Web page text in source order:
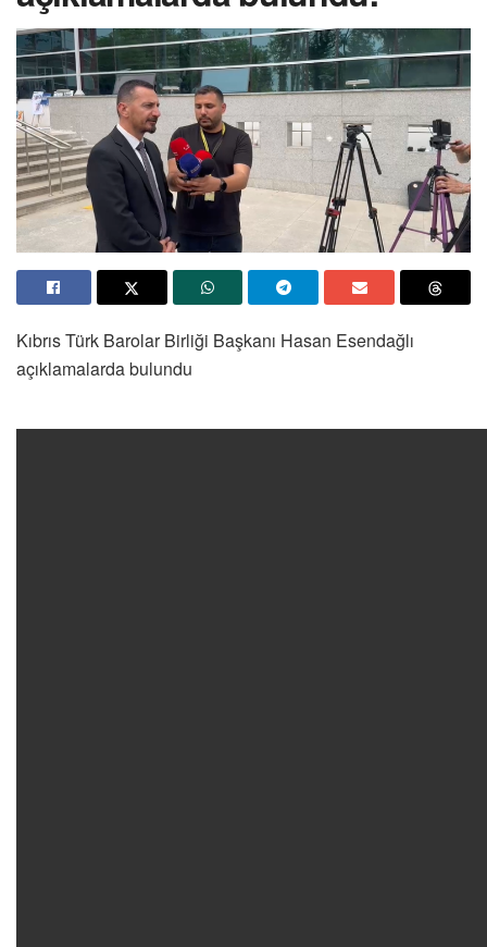
Kıbrıs Türk Barolar Birliği Başkanı Hasan Esendağlı
açıklamalarda bulundu